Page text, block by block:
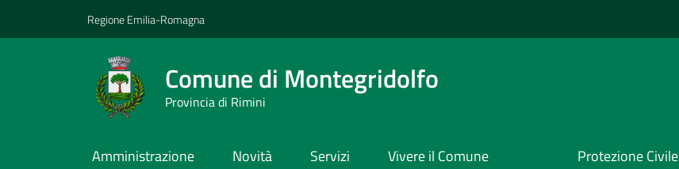
Regione Emilia-Romagna
Comune di Montegridolfo
Provincia di Rimini
Amministrazione Novità Servizi Vivere il Comune Protezione Civile